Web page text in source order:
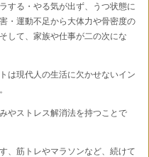
する・やる気が出ず、うつ状態に
・運動不足から大体力や骨密度の
して、家族や仕事が二の次にな
は現代人の生活に欠かせないイン
やストレス解消法を持つことで
、筋トレやマラソンなど、続けて